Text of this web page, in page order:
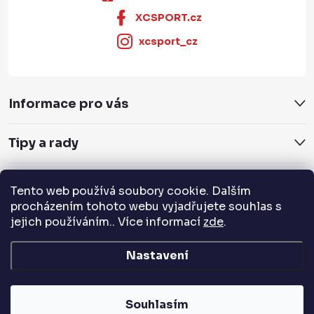
Tento web používá soubory cookie. Dalším
procházením tohoto webu vyjadřujete souhlas s
jejich používáním.. Více informací zde.
Nastavení
Souhlasím
XCSPORT.cz
xcsport_cz
Informace pro vás
Tipy a rady
Servis a služby
Přijímáme online platby